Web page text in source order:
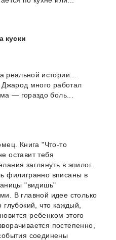
куски
реальной истории...
Джарод много работал
— гораздо боль...
Книга "Что-то
оставит тебя
заглянуть в эпилог.
филигранно вписаны в
"видишь"
В главной идее столько
что каждый,
ребенком этого
постепенно,
соединены